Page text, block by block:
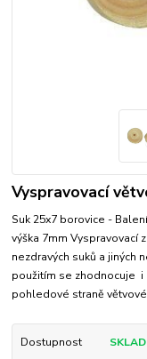
Vyspravovací
Suk 25x7 borovice -
výška 7mm Vyspravovací
nezdravých suků a jiných
použitím se zhodnocuje i
pohledové straně větvové
Dostupnost